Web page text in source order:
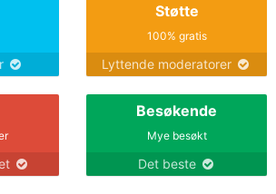
Støtte
100% gratis
Lyttende moderatorer
Besøkende
Mye besøkt
Det beste